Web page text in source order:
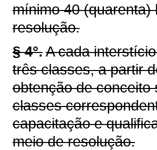
mínimo 40 (quarenta)
resolução.
§ 4°.A cada
três classes, a partir
obtenção de conceito
classes
capacitação e
meio de resolução.